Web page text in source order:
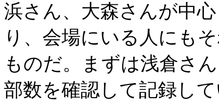
浜さん、大森さんが中
り、会場にいる人にも
ものだ。まずは浅倉さ
部数を確認して記録し